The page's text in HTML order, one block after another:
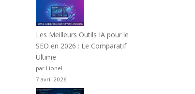
Les Meilleurs Outils IA pour le
SEO en 2026 : Le Comparatif
Ultime
par Lionel
7 avril 2026